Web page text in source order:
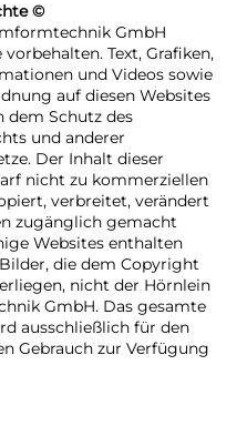
©
GmbH
vorbehalten. Text, Grafiken,
und Videos sowie
auf diesen Websites
dem Schutz des
und anderer
Der Inhalt dieser
nicht zu kommerziellen
verbreitet, verändert
zugänglich gemacht
Websites enthalten
die dem Copyright
nicht der Hörnlein
GmbH. Das gesamte
ausschließlich für den
Gebrauch zur Verfügung